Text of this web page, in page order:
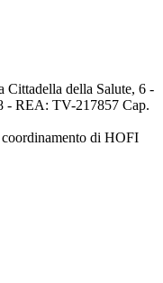
Cittadella della Salute, 6 -
- REA: TV-217857 Cap.
coordinamento di HOFI